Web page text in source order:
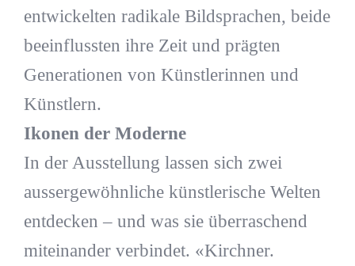
entwickelten radikale Bildsprachen, beide
beeinflussten ihre Zeit und prägten
Generationen von Künstlerinnen und
Künstlern.
Ikonen der Moderne
In der Ausstellung lassen sich zwei
aussergewöhnliche künstlerische Welten
entdecken – und was sie überraschend
miteinander verbindet. «Kirchner.